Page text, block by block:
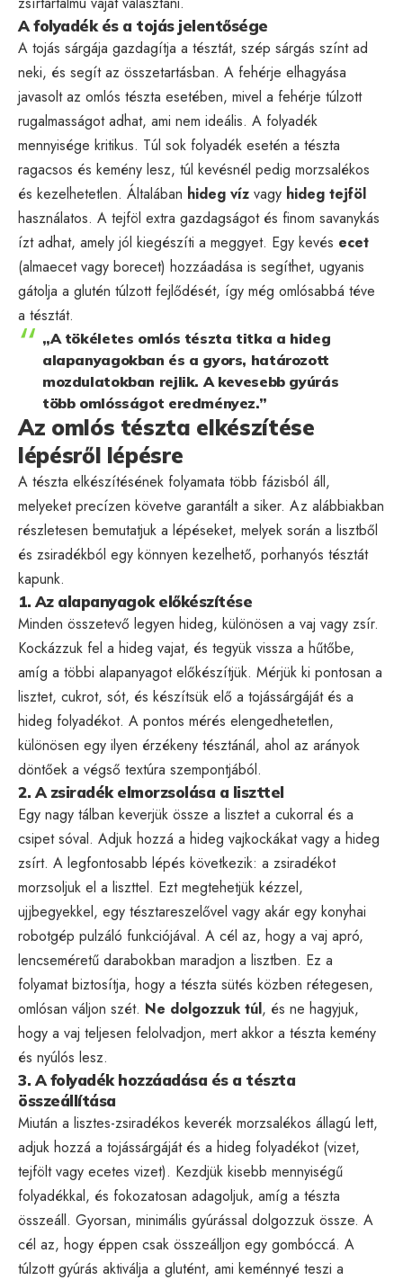
A folyadék és a tojás jelentősége
A tojás sárgája gazdagítja a tésztát, szép sárgás színt ad
neki, és segít az összetartásban. A fehérje elhagyása
javasolt az omlós tészta esetében, mivel a fehérje túlzott
rugalmasságot adhat, ami nem ideális. A folyadék
mennyisége kritikus. Túl sok folyadék esetén a tészta
ragacsos és kemény lesz, túl kevésnél pedig morzsalékos
és kezelhetetlen. Általában hideg víz vagy hideg tejföl
használatos. A tejföl extra gazdagságot és finom savanykás
ízt adhat, amely jól kiegészíti a meggyet. Egy kevés ecet
(almaecet vagy borecet) hozzáadása is segíthet, ugyanis
gátolja a glutén túlzott fejlődését, így még omlósabbá téve
a tésztát.
„A tökéletes omlós tészta titka a hideg
alapanyagokban és a gyors, határozott
mozdulatokban rejlik. A kevesebb gyúrás
több omlósságot eredményez.”
Az omlós tészta elkészítése
lépésről lépésre
A tészta elkészítésének folyamata több fázisból áll,
melyeket precízen követve garantált a siker. Az alábbiakban
részletesen bemutatjuk a lépéseket, melyek során a lisztből
és zsiradékból egy könnyen kezelhető, porhanyós tésztát
kapunk.
1. Az alapanyagok előkészítése
Minden összetevő legyen hideg, különösen a vaj vagy zsír.
Kockázzuk fel a hideg vajat, és tegyük vissza a hűtőbe,
amíg a többi alapanyagot előkészítjük. Mérjük ki pontosan a
lisztet, cukrot, sót, és készítsük elő a tojássárgáját és a
hideg folyadékot. A pontos mérés elengedhetetlen,
különösen egy ilyen érzékeny tésztánál, ahol az arányok
döntőek a végső textúra szempontjából.
2. A zsiradék elmorzsolása a liszttel
Egy nagy tálban keverjük össze a lisztet a cukorral és a
csipet sóval. Adjuk hozzá a hideg vajkockákat vagy a hideg
zsírt. A legfontosabb lépés következik: a zsiradékot
morzsoljuk el a liszttel. Ezt megtehetjük kézzel,
ujjbegyekkel, egy tésztareszelővel vagy akár egy konyhai
robotgép pulzáló funkciójával. A cél az, hogy a vaj apró,
lencseméretű darabokban maradjon a lisztben. Ez a
folyamat biztosítja, hogy a tészta sütés közben rétegesen,
omlósan váljon szét. Ne dolgozzuk túl, és ne hagyjuk,
hogy a vaj teljesen felolvadjon, mert akkor a tészta kemény
és nyúlós lesz.
3. A folyadék hozzáadása és a tészta
összeállítása
Miután a lisztes-zsiradékos keverék morzsalékos állagú lett,
adjuk hozzá a tojássárgáját és a hideg folyadékot (vizet,
tejfölt vagy ecetes vizet). Kezdjük kisebb mennyiségű
folyadékkal, és fokozatosan adagoljuk, amíg a tészta
összeáll. Gyorsan, minimális gyúrással dolgozzuk össze. A
cél az, hogy éppen csak összeálljon egy gombóccá. A
túlzott gyúrás aktiválja a glutént, ami keménnyé teszi a